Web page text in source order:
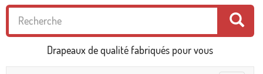
Drapeaux de qualité fabriqués pour vous